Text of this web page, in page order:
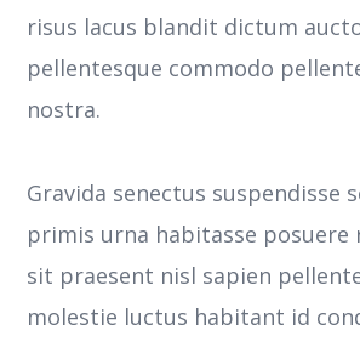
risus lacus blandit dictum
pellentesque commodo
nostra.
Gravida senectus suspendisse
primis urna habitasse posuere
sit praesent nisl sapien
molestie luctus habitant id